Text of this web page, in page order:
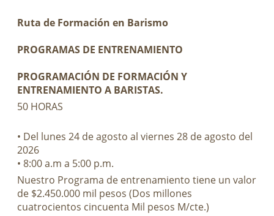
Ruta de Formación en Barismo
PROGRAMAS DE ENTRENAMIENTO
PROGRAMACIÓN DE FORMACIÓN Y
ENTRENAMIENTO A BARISTAS.
50 HORAS
• Del lunes 24 de agosto al viernes 28 de agosto del
2026
• 8:00 a.m a 5:00 p.m.
Nuestro Programa de entrenamiento tiene un valor
de $2.450.000 mil pesos (Dos millones
cuatrocientos cincuenta Mil pesos M/cte.)